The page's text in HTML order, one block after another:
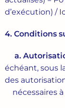
d’exécution) /
4. Conditions
a.
échéant, sous
des
nécessaires